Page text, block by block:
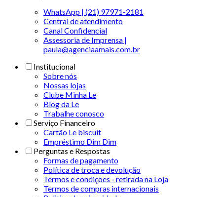
WhatsApp | (21) 97971-2181
Central de atendimento
Canal Confidencial
Assessoria de Imprensa |
paula@agenciaamais.com.br
Institucional
Sobre nós
Nossas lojas
Clube Minha Le
Blog da Le
Trabalhe conosco
Serviço Financeiro
Cartão Le biscuit
Empréstimo Dim Dim
Perguntas e Respostas
Formas de pagamento
Política de troca e devolução
Termos e condições - retirada na Loja
Termos de compras internacionais